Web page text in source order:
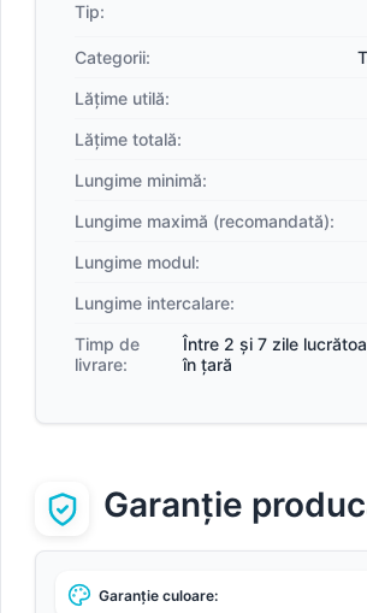
Tip:
Categorii:
Lățime utilă:
Lățime totală:
Lungime minimă:
Lungime maximă (recomandată):
Lungime modul:
Lungime intercalare:
Timp de
livrare:
Între 2 și 7 zile
în țară
Garanție
Garanție culoare: